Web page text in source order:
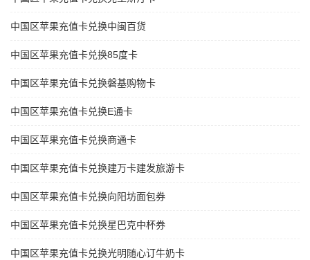
中国区苹果充值卡兑换中闽百货
中国区苹果充值卡兑换85度卡
中国区苹果充值卡兑换磐基购物卡
中国区苹果充值卡兑换E通卡
中国区苹果充值卡兑换商通卡
中国区苹果充值卡兑换建万卡建发旅游卡
中国区苹果充值卡兑换向阳坊面包券
中国区苹果充值卡兑换星巴克中杯券
中国区苹果充值卡兑换光明随心订牛奶卡